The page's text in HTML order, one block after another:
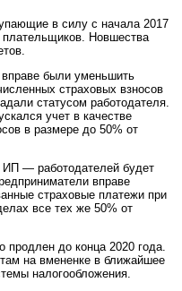
в силу с начала 2017
Новшества
вправе были уменьшить
страховых взносов
статусом работодателя.
учет в качестве
в размере до 50% от
― работодателей будет
вправе
страховые платежи при
все тех же 50% от
продлен до конца 2020 года.
на вмененке в ближайшее
налогообложения.